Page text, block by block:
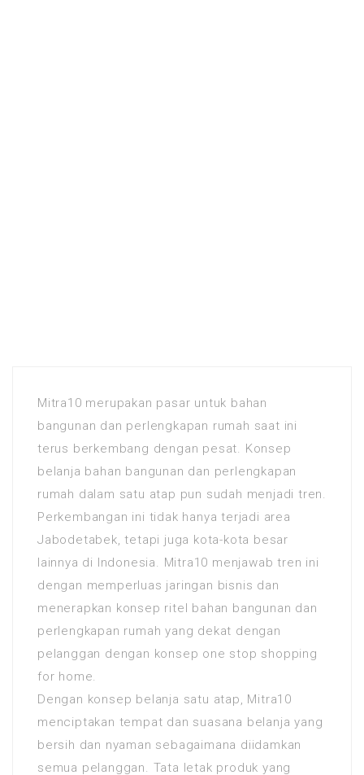
Mitra10 merupakan pasar untuk bahan
bangunan dan perlengkapan rumah saat ini
terus berkembang dengan pesat. Konsep
belanja bahan bangunan dan perlengkapan
rumah dalam satu atap pun sudah menjadi tren.
Perkembangan ini tidak hanya terjadi area
Jabodetabek, tetapi juga kota-kota besar
lainnya di Indonesia. Mitra10 menjawab tren ini
dengan memperluas jaringan bisnis dan
menerapkan konsep ritel bahan bangunan dan
perlengkapan rumah yang dekat dengan
pelanggan dengan konsep one stop shopping
for home.
Dengan konsep belanja satu atap, Mitra10
menciptakan tempat dan suasana belanja yang
bersih dan nyaman sebagaimana diidamkan
semua pelanggan. Tata letak produk yang